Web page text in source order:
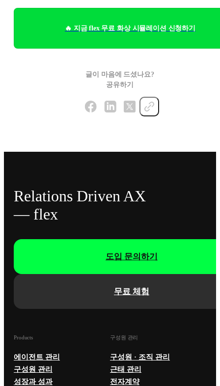
🔥 지금 flex 무료 화상 시뮬레이션 신청하기
글이 마음에 드셨나요?
공유하기
Relations Driven AX
— flex
무료 체험
도입 문의하기
Products
에이전트 관리
구성원 관리
성장과 성과
구성원 관리
구성원 · 조직 관리
근태 관리
전자계약